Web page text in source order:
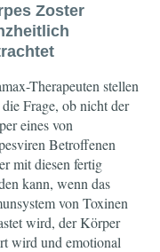
Zoster
Therapeuten stellen
Frage, ob nicht der
eines von
Betroffenen
mit diesen fertig
kann, wenn das
von Toxinen
wird, der Körper
wird und emotional